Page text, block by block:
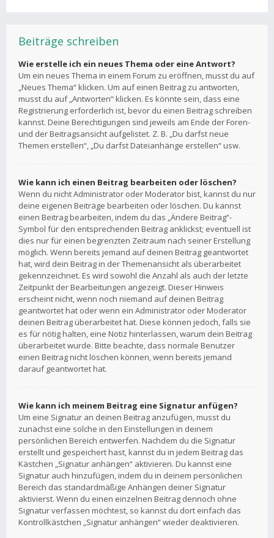
Beiträge schreiben
Wie erstelle ich ein neues Thema oder eine Antwort?
Um ein neues Thema in einem Forum zu eröffnen, musst du auf
„Neues Thema“ klicken. Um auf einen Beitrag zu antworten,
musst du auf „Antworten“ klicken. Es könnte sein, dass eine
Registrierung erforderlich ist, bevor du einen Beitrag schreiben
kannst. Deine Berechtigungen sind jeweils am Ende der Foren-
und der Beitragsansicht aufgelistet. Z. B. „Du darfst neue
Themen erstellen“, „Du darfst Dateianhänge erstellen“ usw.
Wie kann ich einen Beitrag bearbeiten oder löschen?
Wenn du nicht Administrator oder Moderator bist, kannst du nur
deine eigenen Beiträge bearbeiten oder löschen. Du kannst
einen Beitrag bearbeiten, indem du das „Ändere Beitrag“-
Symbol für den entsprechenden Beitrag anklickst; eventuell ist
dies nur für einen begrenzten Zeitraum nach seiner Erstellung
möglich. Wenn bereits jemand auf deinen Beitrag geantwortet
hat, wird dein Beitrag in der Themenansicht als überarbeitet
gekennzeichnet. Es wird sowohl die Anzahl als auch der letzte
Zeitpunkt der Bearbeitungen angezeigt. Dieser Hinweis
erscheint nicht, wenn noch niemand auf deinen Beitrag
geantwortet hat oder wenn ein Administrator oder Moderator
deinen Beitrag überarbeitet hat. Diese können jedoch, falls sie
es für nötig halten, eine Notiz hinterlassen, warum dein Beitrag
überarbeitet wurde. Bitte beachte, dass normale Benutzer
einen Beitrag nicht löschen können, wenn bereits jemand
darauf geantwortet hat.
Wie kann ich meinem Beitrag eine Signatur anfügen?
Um eine Signatur an deinen Beitrag anzufügen, musst du
zunächst eine solche in den Einstellungen in deinem
persönlichen Bereich entwerfen. Nachdem du die Signatur
erstellt und gespeichert hast, kannst du in jedem Beitrag das
Kästchen „Signatur anhängen“ aktivieren. Du kannst eine
Signatur auch hinzufügen, indem du in deinem persönlichen
Bereich das standardmäßige Anhängen deiner Signatur
aktivierst. Wenn du einen einzelnen Beitrag dennoch ohne
Signatur verfassen möchtest, so kannst du dort einfach das
Kontrollkästchen „Signatur anhängen“ wieder deaktivieren.